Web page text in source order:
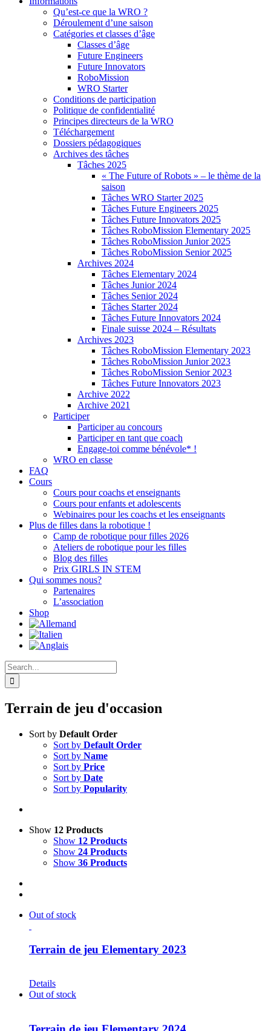
Qu’est-ce que la WRO ?
Déroulement d’une saison
Catégories et classes d’âge
Classes d’âge
Future Engineers
Future Innovators
RoboMission
WRO Starter
Conditions de participation
Politique de confidentialité
Principes directeurs de la WRO
Téléchargement
Dossiers pédagogiques
Archives des tâches
Tâches 2025
« The Future of Robots » – le thème de la
saison
Tâches WRO Starter 2025
Tâches Future Engineers 2025
Tâches Future Innovators 2025
Tâches RoboMission Elementary 2025
Tâches RoboMission Junior 2025
Tâches RoboMission Senior 2025
Archives 2024
Tâches Elementary 2024
Tâches Junior 2024
Tâches Senior 2024
Tâches Starter 2024
Tâches Future Innovators 2024
Finale suisse 2024 – Résultats
Archives 2023
Tâches RoboMission Elementary 2023
Tâches RoboMission Junior 2023
Tâches RoboMission Senior 2023
Tâches Future Innovators 2023
Archive 2022
Archive 2021
Participer
Participer au concours
Participer en tant que coach
Engage-toi comme bénévole* !
WRO en classe
FAQ
Cours
Cours pour coachs et enseignants
Cours pour enfants et adolescents
Webinaires pour les coachs et les enseignants
Plus de filles dans la robotique !
Camp de robotique pour filles 2026
Ateliers de robotique pour les filles
Blog des filles
Prix GIRLS IN STEM
Qui sommes nous?
Partenaires
L’association
Shop
Search
for:
Terrain de jeu d'occasion
Sort by Default Order
Sort by Default Order
Sort by Name
Sort by Price
Sort by Date
Sort by Popularity
Show 12 Products
Show 12 Products
Show 24 Products
Show 36 Products
Out of stock
Terrain de jeu Elementary 2023
Details
Out of stock